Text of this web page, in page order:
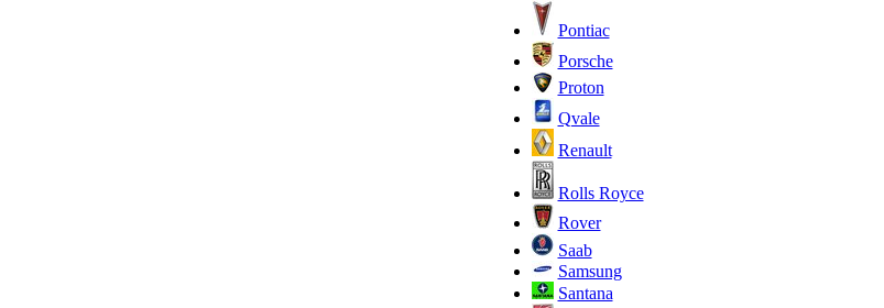
Pontiac
Porsche
Proton
Qvale
Renault
Rolls Royce
Rover
Saab
Samsung
Santana